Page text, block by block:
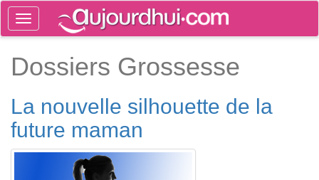
Toggle
navigation
Dossiers Grossesse
La nouvelle silhouette de la
future maman